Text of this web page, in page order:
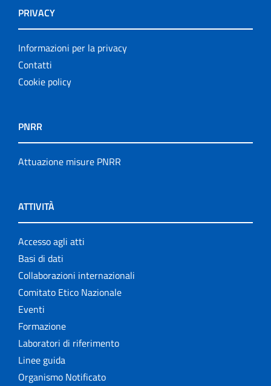
PRIVACY
Informazioni per la privacy
Contatti
Cookie policy
PNRR
Attuazione misure PNRR
ATTIVITÀ
Accesso agli atti
Basi di dati
Collaborazioni internazionali
Comitato Etico Nazionale
Eventi
Formazione
Laboratori di riferimento
Linee guida
Organismo Notificato